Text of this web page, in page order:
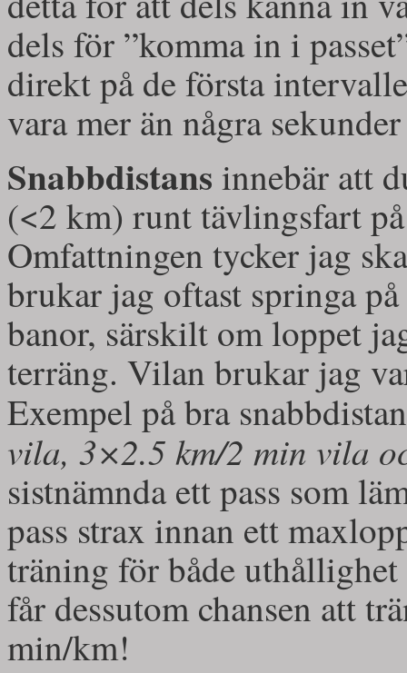
dels för ”komma in i
direkt på de första
vara mer än några
Snabbdistans innebär att
(<2 km) runt tävlingsfart
Omfattningen tycker jag
brukar jag oftast springa
banor, särskilt om loppet
terräng. Vilan brukar jag
Exempel på bra
vila, 3×2.5 km/2 min vila
sistnämnda ett pass som
pass strax innan ett
träning för både
får dessutom chansen att
min/km!